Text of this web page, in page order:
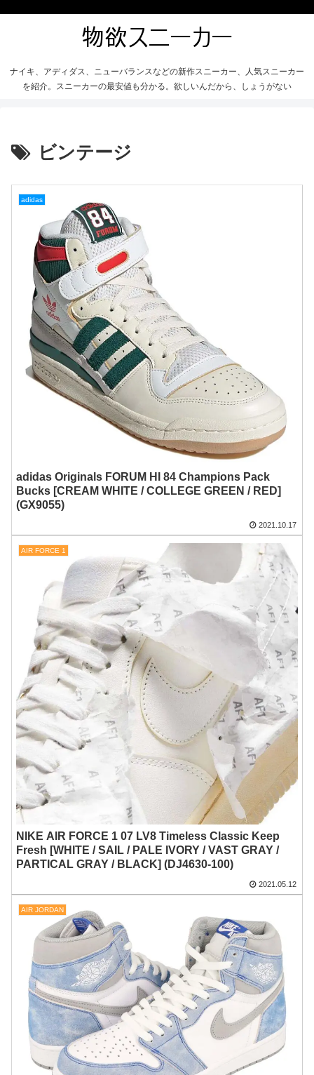
ナイキ、アディダス、ニューバランスなどの新作スニーカー、人気スニーカー
を紹介。スニーカーの最安値も分かる。欲しいんだから、しょうがない
ビンテージ
adidas
adidas Originals FORUM HI 84 Champions Pack
Bucks [CREAM WHITE / COLLEGE GREEN / RED]
(GX9055)
2021.10.17
AIR FORCE 1
NIKE AIR FORCE 1 07 LV8 Timeless Classic Keep
Fresh [WHITE / SAIL / PALE IVORY / VAST GRAY /
PARTICAL GRAY / BLACK] (DJ4630-100)
2021.05.12
AIR JORDAN